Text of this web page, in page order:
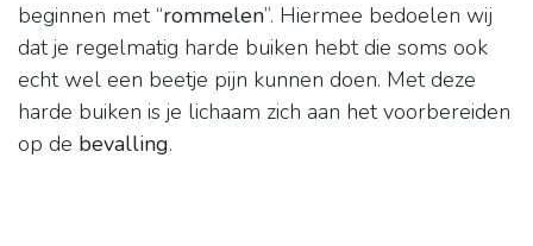
beginnen met “rommelen”. Hiermee bedoelen wij
dat je regelmatig harde buiken hebt die soms ook
echt wel een beetje pijn kunnen doen. Met deze
harde buiken is je lichaam zich aan het voorbereiden
op de bevalling.